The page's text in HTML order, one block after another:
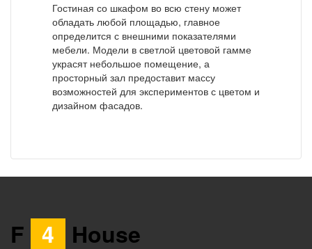
Гостиная со шкафом во всю стену может
обладать любой площадью, главное
определится с внешними показателями
мебели. Модели в светлой цветовой гамме
украсят небольшое помещение, а
просторный зал предоставит массу
возможностей для экспериментов с цветом и
дизайном фасадов.
F 4 House